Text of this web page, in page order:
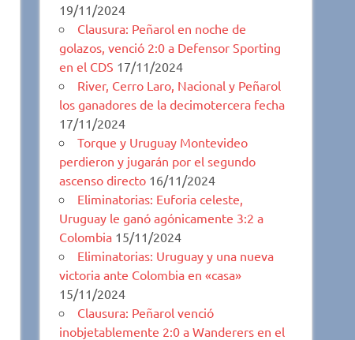
19/11/2024
Clausura: Peñarol en noche de
golazos, venció 2:0 a Defensor Sporting
en el CDS 17/11/2024
River, Cerro Laro, Nacional y Peñarol
los ganadores de la decimotercera fecha
17/11/2024
Torque y Uruguay Montevideo
perdieron y jugarán por el segundo
ascenso directo 16/11/2024
Eliminatorias: Euforia celeste,
Uruguay le ganó agónicamente 3:2 a
Colombia 15/11/2024
Eliminatorias: Uruguay y una nueva
victoria ante Colombia en «casa»
15/11/2024
Clausura: Peñarol venció
inobjetablemente 2:0 a Wanderers en el